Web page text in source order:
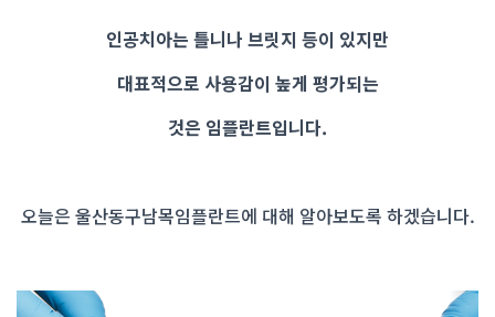
인공치아는 틀니나 브릿지 등이 있지만
대표적으로 사용감이 높게 평가되는
것은 임플란트입니다.
오늘은 울산동구남목임플란트에 대해 알아보도록 하겠습니다.